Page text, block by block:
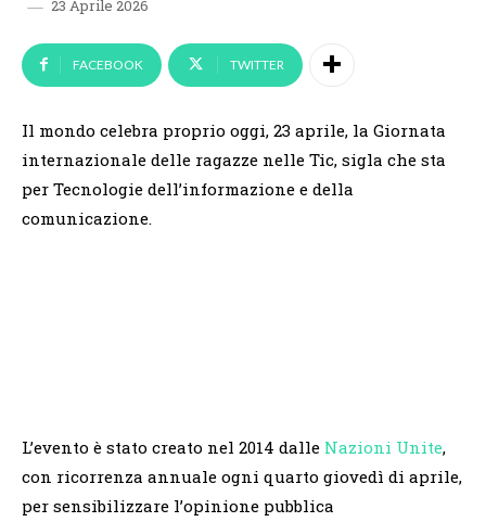
23 Aprile 2026
FACEBOOK TWITTER
Il mondo celebra proprio oggi, 23 aprile, la Giornata
internazionale delle ragazze nelle Tic, sigla che sta
per Tecnologie dell’informazione e della
comunicazione.
L’evento è stato creato nel 2014 dalle Nazioni Unite,
con ricorrenza annuale ogni quarto giovedì di aprile,
per sensibilizzare l’opinione pubblica